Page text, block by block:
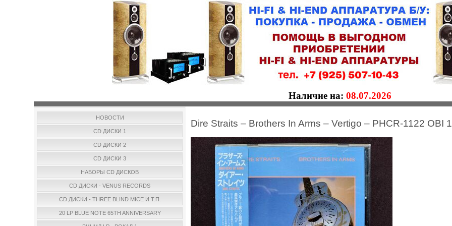
Наличие на: 08.07.2026
НОВОСТИ
CD ДИСКИ 1
CD ДИСКИ 2
CD ДИСКИ 3
НАБОРЫ CD ДИСКОВ
CD ДИСКИ - VENUS RECORDS
CD ДИСКИ - THREE BLIND MICE И Т.П.
20 LP BLUE NOTE 65TH ANNIVERSARY
Dire Straits – Brothers In Arms – Vertigo – PHCR-1122 OBI 1